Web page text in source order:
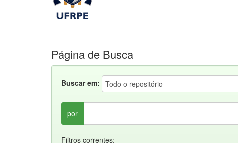
Página de Busca
Buscar em:
por
Filtros correntes: